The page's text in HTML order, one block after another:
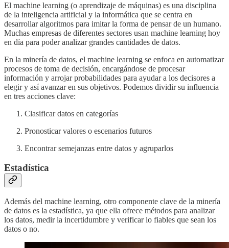
El machine learning (o aprendizaje de máquinas) es una disciplina
de la inteligencia artificial y la informática que se centra en
desarrollar algoritmos para imitar la forma de pensar de un humano.
Muchas empresas de diferentes sectores usan machine learning hoy
en día para poder analizar grandes cantidades de datos.
En la minería de datos, el machine learning se enfoca en automatizar
procesos de toma de decisión, encargándose de procesar
información y arrojar probabilidades para ayudar a los decisores a
elegir y así avanzar en sus objetivos. Podemos dividir su influencia
en tres acciones clave:
Clasificar datos en categorías
Pronosticar valores o escenarios futuros
Encontrar semejanzas entre datos y agruparlos
Estadística
Además del machine learning, otro componente clave de la minería
de datos es la estadística, ya que ella ofrece métodos para analizar
los datos, medir la incertidumbre y verificar lo fiables que sean los
datos o no.